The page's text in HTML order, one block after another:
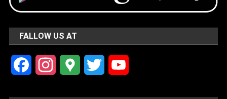
FALLOW US AT
FacebookInstagramGoogle Twitter